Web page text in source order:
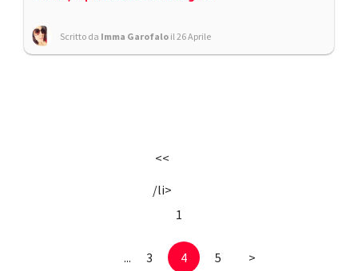
Scritto da Imma Garofalo il 26 Aprile
<<
/li>
1
... 3 4 5 >